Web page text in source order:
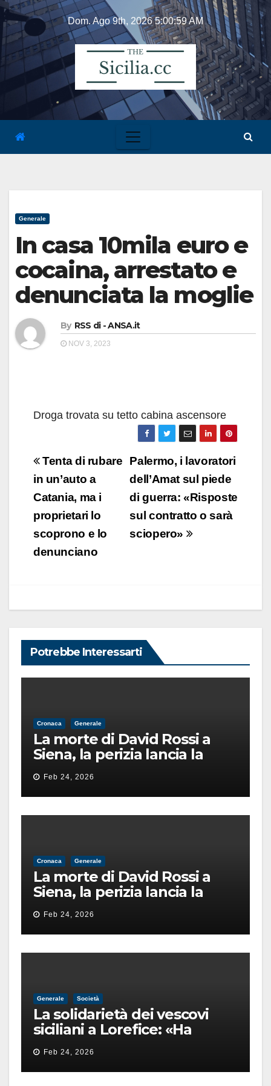
Skip
content
Dom. Ago 9th, 20265:00:59 AM
Generale
In casa 10mila euro e
cocaina, arrestato e
denunciata la moglie
By RSS di - ANSA.it
NOV 3, 2023
Droga trovata su tetto cabina ascensore
Navigazione
articoli
Palermo, i lavoratori
dell’Amat sul piede
di guerra: «Risposte
sul contratto o sarà
sciopero»
Tenta di rubare
in un’auto a
Catania, ma i
proprietari lo
scoprono e lo
denunciano
Potrebbe Interessarti
Cronaca Generale
La morte di David Rossi a
Siena, la perizia lancia la
pista di un’intimidazione
finita male
Feb 24, 2026
Cronaca Generale
La morte di David Rossi a
Siena, la perizia lancia la
pista di un’intimidazione
finita male
Feb 24, 2026
Generale Società
La solidarietà dei vescovi
siciliani a Lorefice: «Ha
difeso il valore e la dignità
dell’umanità»
Feb 24, 2026